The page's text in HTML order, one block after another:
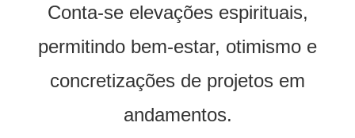
Conta-se elevações espirituais,
permitindo bem-estar, otimismo e
concretizações de projetos em
andamentos.